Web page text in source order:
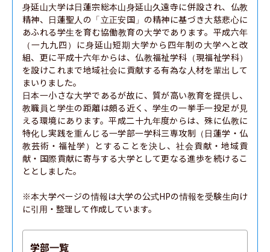
身延山大学は日蓮宗総本山身延山久遠寺に併設され、仏教
精神、日蓮聖人の「立正安国」の精神に基づき大慈悲心に
あふれる学生を育む協働教育の大学であります。平成六年
（一九九四）に身延山短期大学から四年制の大学へと改
組、更に平成十六年からは、仏教福祉学科（現福祉学科）
を設けこれまで地域社会に貢献する有為な人材を輩出して
まいりました。
日本一小さな大学であるが故に、質が高い教育を提供し、
教職員と学生の距離は頗る近く、学生の一挙手一投足が見
える環境にあります。平成二十九年度からは、殊に仏教に
特化し実践を重んじる一学部一学科三専攻制（日蓮学・仏
教芸術・福祉学）とすることを決し、社会貢献・地域貢
献・国際貢献に寄与する大学として更なる進歩を続けるこ
ととしました。
※本大学ページの情報は大学の公式HPの情報を受験生向け
に引用・整理して作成しています。
学部一覧